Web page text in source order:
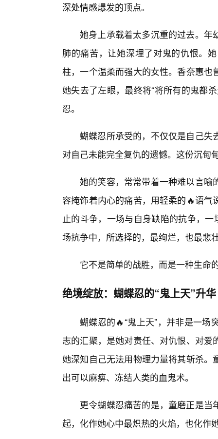
深处情感爆发的顶点。
她身上承载着太多沉重的过去。年
肺的痛苦，让她深埋了对鬼的仇恨。
柱，一个温柔而强大的女性。香奈惠
她失去了左眼，最终将“将所有的鬼都
忍。
蝴蝶忍所承受的，不仅仅是自己
对自己未能完全复仇的遗憾。这份沉甸
她的笑容，常常带着一种难以言喻
容掩饰着内心的痛苦，用轻柔的🔥语
止的斗争，一场与自身缺陷的抗争，
场抗争中，所选择的，最绚烂，也最悲
它不是简单的战胜，而是一种生命
绝境绽放：蝴蝶忍的“鬼上天”升华
蝴蝶忍的🔥“鬼上天”，并非是一
志的汇聚，是她对责任、对仇恨、对
她深知自己无法用物理力量将其斩杀
出可以麻痹、冻结人类的血鬼术。
更令蝴蝶忍痛苦的是，童磨正是
起，化作她心中最炽热的火焰，也化作